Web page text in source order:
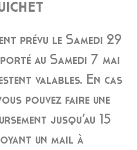
prévu le Samedi 29
au Samedi 7 mai
valables. En cas
pouvez faire une
jusqu’au 15
un mail à